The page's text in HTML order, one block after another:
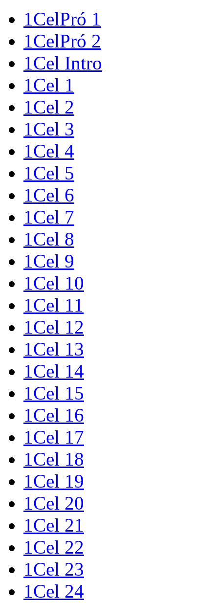
1CelPró 1
1CelPró 2
1Cel Intro
1Cel 1
1Cel 2
1Cel 3
1Cel 4
1Cel 5
1Cel 6
1Cel 7
1Cel 8
1Cel 9
1Cel 10
1Cel 11
1Cel 12
1Cel 13
1Cel 14
1Cel 15
1Cel 16
1Cel 17
1Cel 18
1Cel 19
1Cel 20
1Cel 21
1Cel 22
1Cel 23
1Cel 24